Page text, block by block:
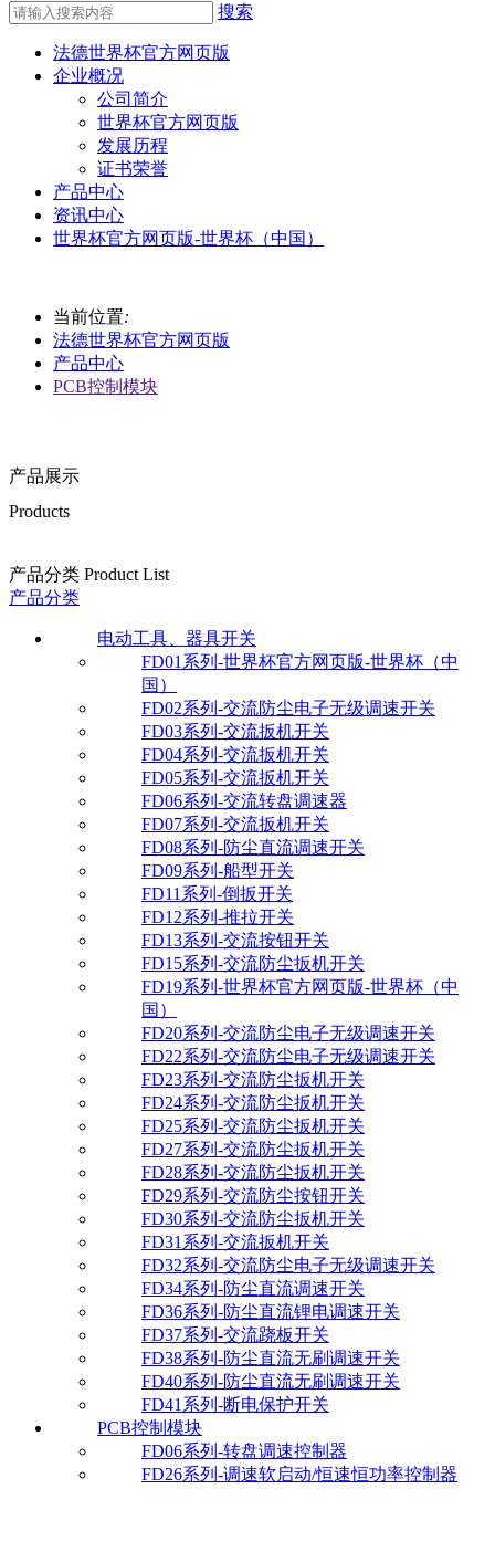
搜索
法德世界杯官方网页版
企业概况
公司简介
世界杯官方网页版
发展历程
证书荣誉
产品中心
资讯中心
世界杯官方网页版-世界杯（中国）
当前位置:
法德世界杯官方网页版
产品中心
PCB控制模块
产品展示
Products
产品分类 Product List
产品分类
电动工具、器具开关
FD01系列-世界杯官方网页版-世界杯（中
国）
FD02系列-交流防尘电子无级调速开关
FD03系列-交流扳机开关
FD04系列-交流扳机开关
FD05系列-交流扳机开关
FD06系列-交流转盘调速器
FD07系列-交流扳机开关
FD08系列-防尘直流调速开关
FD09系列-船型开关
FD11系列-倒扳开关
FD12系列-推拉开关
FD13系列-交流按钮开关
FD15系列-交流防尘扳机开关
FD19系列-世界杯官方网页版-世界杯（中
国）
FD20系列-交流防尘电子无级调速开关
FD22系列-交流防尘电子无级调速开关
FD23系列-交流防尘扳机开关
FD24系列-交流防尘扳机开关
FD25系列-交流防尘扳机开关
FD27系列-交流防尘扳机开关
FD28系列-交流防尘扳机开关
FD29系列-交流防尘按钮开关
FD30系列-交流防尘扳机开关
FD31系列-交流扳机开关
FD32系列-交流防尘电子无级调速开关
FD34系列-防尘直流调速开关
FD36系列-防尘直流锂电调速开关
FD37系列-交流跷板开关
FD38系列-防尘直流无刷调速开关
FD40系列-防尘直流无刷调速开关
FD41系列-断电保护开关
PCB控制模块
FD06系列-转盘调速控制器
FD26系列-调速软启动/恒速恒功率控制器